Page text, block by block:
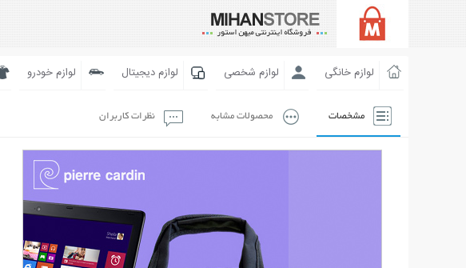
لوازم خانگی لوازم شخصی لوازم دیجیتال لوازم خودرو
مشخصات محصولات مشابه نظرات کاربران